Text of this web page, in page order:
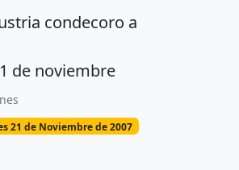
condecoro a empresarios
condecoro a
de noviembre
21 de Noviembre de 2007